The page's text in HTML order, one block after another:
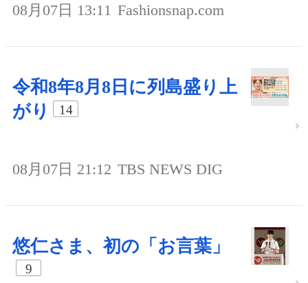
08月07日 13:11 Fashionsnap.com
令和8年8月8日に列島盛り上
がり
14
08月07日 21:12 TBS NEWS DIG
悠仁さま、初の「お言葉」
9